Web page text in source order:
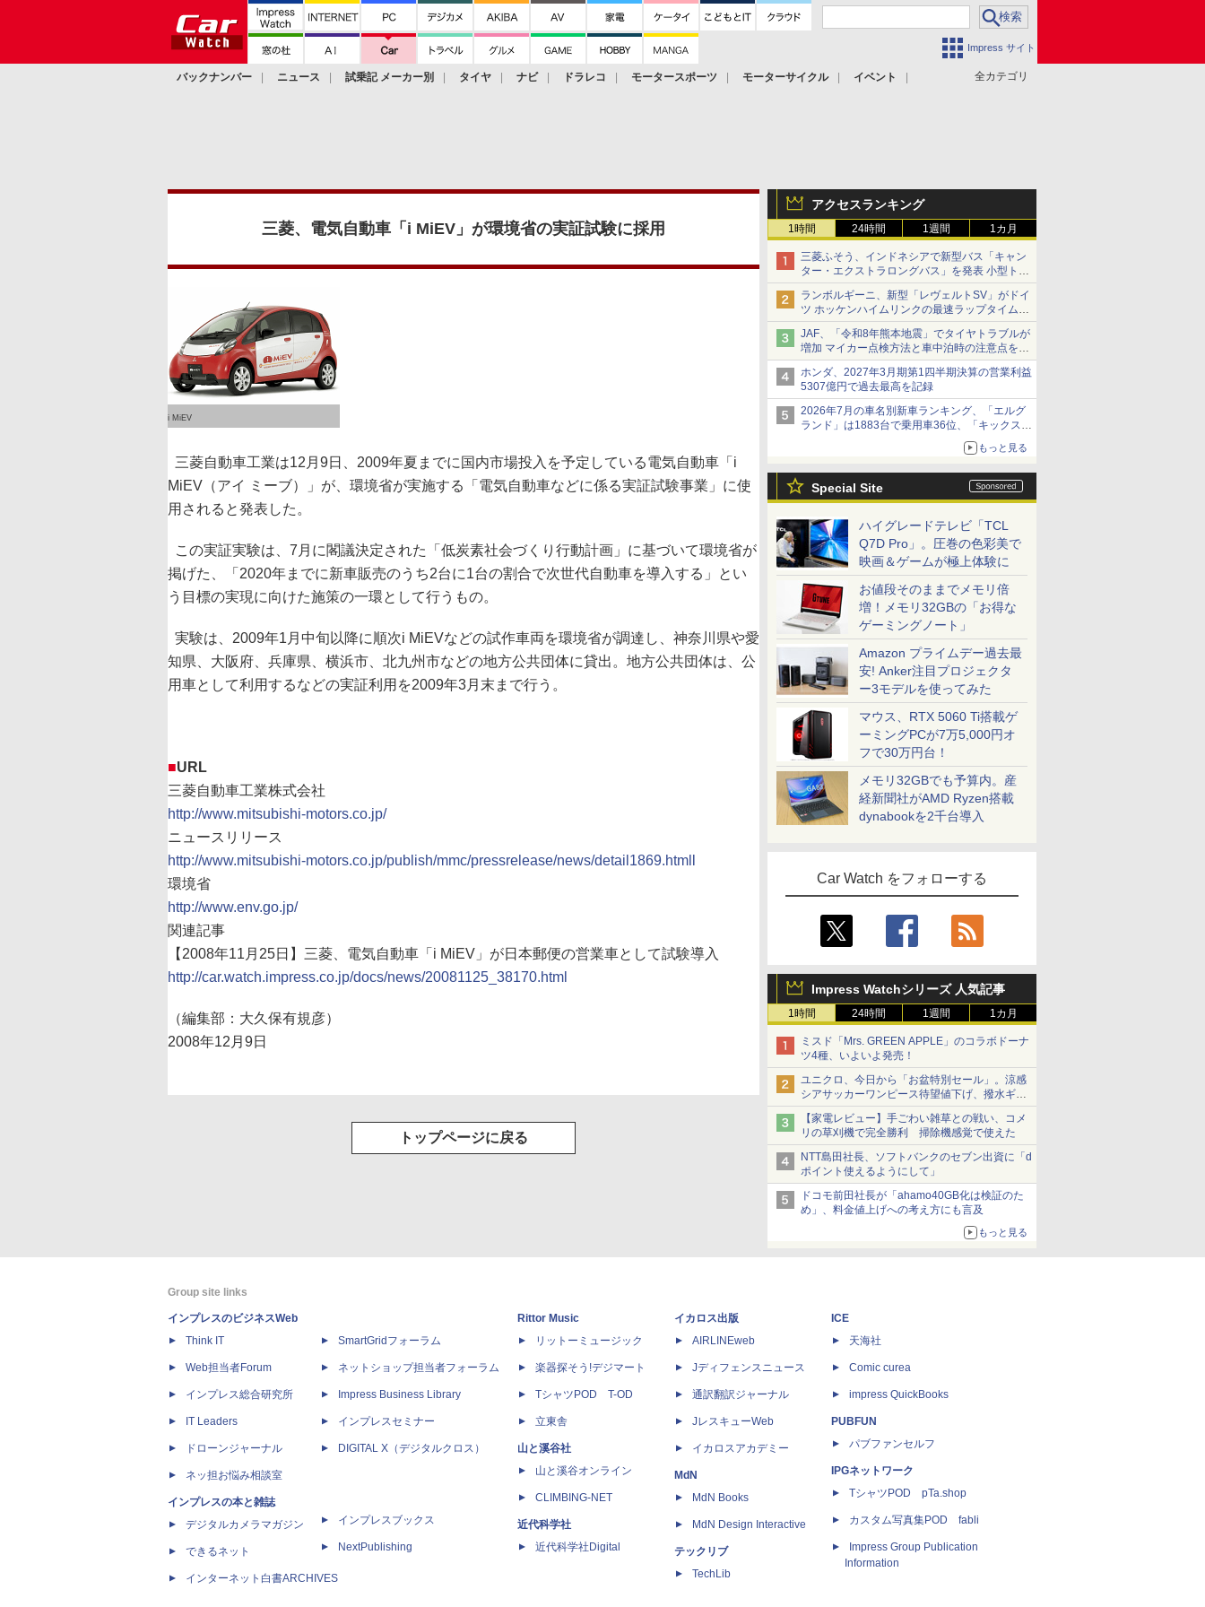
Impress サイト
全カテゴリ
バックナンバー ニュース 試乗記 メーカー別 タイヤ ナビ ドラレコ モータースポーツ モーターサイクル
イベント
アクセスランキング
1時間 24時間 1週間 1カ月
三菱ふそう、インドネシアで新型バス「キャン
ター・エクストラロングバス」を発表 小型トラ
ックベースの観光・旅客輸送向けバス
ランボルギーニ、新型「レヴェルトSV」がドイ
ツ ホッケンハイムリンクの最速ラップタイムを
記録
JAF、「令和8年熊本地震」でタイヤトラブルが
増加 マイカー点検方法と車中泊時の注意点を呼
びかけ
ホンダ、2027年3月期第1四半期決算の営業利益
5307億円で過去最高を記録
2026年7月の車名別新車ランキング、「エルグ
ランド」は1883台で乗用車36位、「キックス」
もっと見る
Special Site
ハイグレードテレビ「TCL
Q7D Pro」。圧巻の色彩美で
映画＆ゲームが極上体験に
お値段そのままでメモリ倍
増！メモリ32GBの「お得な
ゲーミングノート」
Amazon プライムデー過去最
安! Anker注目プロジェクタ
ー3モデルを使ってみた
マウス、RTX 5060 Ti搭載ゲ
ーミングPCが7万5,000円オ
フで30万円台！
メモリ32GBでも予算内。産
経新聞社がAMD Ryzen搭載
dynabookを2千台導入
Car Watch をフォローする
Impress Watchシリーズ 人気記事
1時間 24時間 1週間 1カ月
ミスド「Mrs. GREEN APPLE」のコラボドーナ
ツ4種、いよいよ発売！
ユニクロ、今日から「お盆特別セール」。涼感
シアサッカーワンピース待望値下げ、撥水ギア
ショーツは1990円に
【家電レビュー】手ごわい雑草との戦い、コメ
リの草刈機で完全勝利 掃除機感覚で使えた
NTT島田社長、ソフトバンクのセブン出資に「d
ポイント使えるようにして」
ドコモ前田社長が「ahamo40GB化は検証のた
め」、料金値上げへの考え方にも言及
もっと見る
三菱、電気自動車「i MiEV」が環境省の実証試験に採用
i MiEV
三菱自動車工業は12月9日、2009年夏までに国内市場投入を予定している電気自動車「i
MiEV（アイ ミーブ）」が、環境省が実施する「電気自動車などに係る実証試験事業」に使
用されると発表した。
この実証実験は、7月に閣議決定された「低炭素社会づくり行動計画」に基づいて環境省が
掲げた、「2020年までに新車販売のうち2台に1台の割合で次世代自動車を導入する」とい
う目標の実現に向けた施策の一環として行うもの。
実験は、2009年1月中旬以降に順次i MiEVなどの試作車両を環境省が調達し、神奈川県や愛
知県、大阪府、兵庫県、横浜市、北九州市などの地方公共団体に貸出。地方公共団体は、公
用車として利用するなどの実証利用を2009年3月末まで行う。
■URL
三菱自動車工業株式会社
http://www.mitsubishi-motors.co.jp/
ニュースリリース
http://www.mitsubishi-motors.co.jp/publish/mmc/pressrelease/news/detail1869.htmll
環境省
http://www.env.go.jp/
関連記事
【2008年11月25日】三菱、電気自動車「i MiEV」が日本郵便の営業車として試験導入
http://car.watch.impress.co.jp/docs/news/20081125_38170.html
（編集部：大久保有規彦）
2008年12月9日
トップページに戻る
Group site links
インプレスのビジネスWeb
Think IT
Web担当者Forum
インプレス総合研究所
IT Leaders
ドローンジャーナル
ネッ担お悩み相談室
インプレスの本と雑誌
デジタルカメラマガジン
できるネット
インターネット白書ARCHIVES
SmartGridフォーラム
ネットショップ担当者フォーラム
Impress Business Library
インプレスセミナー
DIGITAL X（デジタルクロス）
インプレスブックス
NextPublishing
Rittor Music
リットーミュージック
楽器探そう!デジマート
TシャツPOD T-OD
立東舎
山と溪谷社
山と溪谷オンライン
CLIMBING-NET
近代科学社
近代科学社Digital
イカロス出版
AIRLINEweb
Jディフェンスニュース
通訳翻訳ジャーナル
JレスキューWeb
イカロスアカデミー
MdN
MdN Books
MdN Design Interactive
テックリブ
TechLib
ICE
天海社
Comic curea
impress QuickBooks
PUBFUN
パブファンセルフ
IPGネットワーク
TシャツPOD pTa.shop
カスタム写真集POD fabli
Impress Group Publication
Information